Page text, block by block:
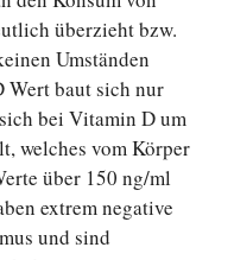
überzieht bzw.
Umständen
Wert baut sich nur
bei Vitamin D um
welches vom Körper
über 150 ng/ml
extrem negative
und sind